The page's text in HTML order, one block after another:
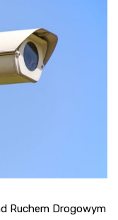
Ruchem Drogowym